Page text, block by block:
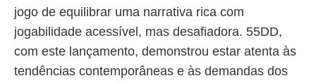
jogo de equilibrar uma narrativa rica com
jogabilidade acessível, mas desafiadora. 55DD,
com este lançamento, demonstrou estar atenta às
tendências contemporâneas e às demandas dos